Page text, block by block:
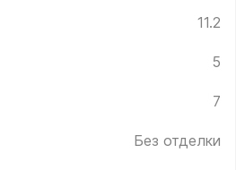
11.2
5
7
Без отделки